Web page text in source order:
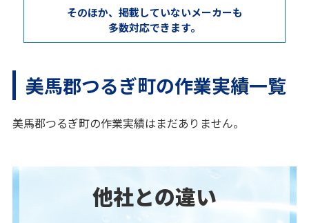
そのほか、掲載していないメーカーも
多数対応できます。
美馬郡つるぎ町の作業実績一覧
美馬郡つるぎ町の作業実績はまだありません。
他社との違い